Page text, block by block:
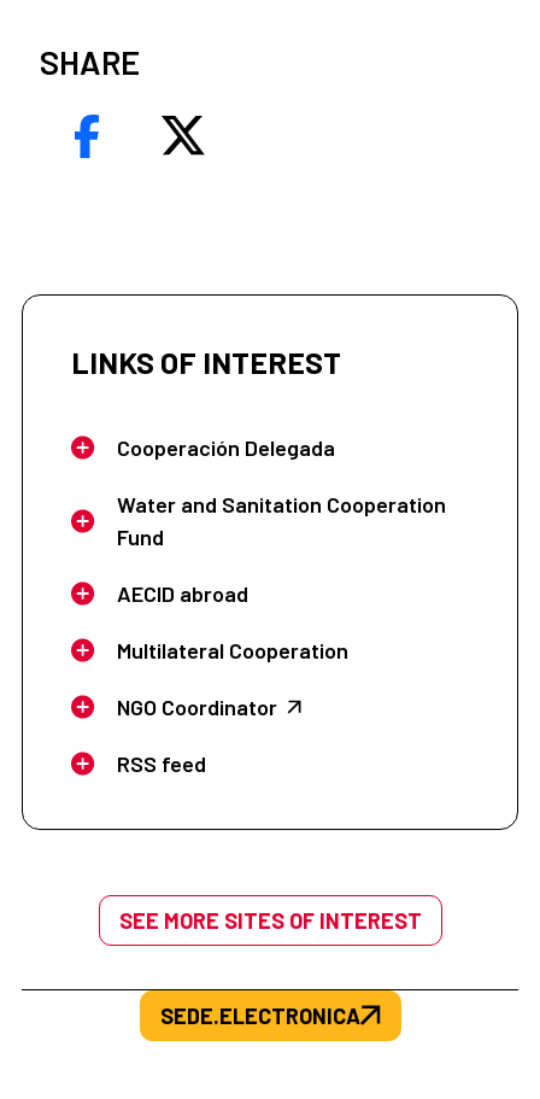
SHARE
LINKS OF INTEREST
Cooperación Delegada
Water and Sanitation Cooperation
Fund
AECID abroad
Multilateral Cooperation
NGO Coordinator
RSS feed
SEE MORE SITES OF INTEREST
SEDE.ELECTRONICA